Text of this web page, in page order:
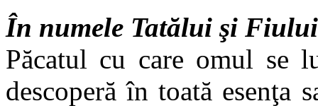
În numele Tatălui şi
Păcatul cu care omul se
descoperă în toată